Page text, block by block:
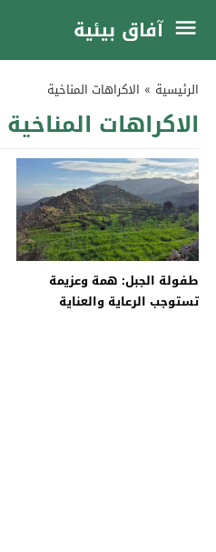
آفاق بيئية
الرئيسية » الاكراهات المناخية
الاكراهات المناخية
طفولة الجبل: همة وعزيمة
تستوجب الرعاية والعناية